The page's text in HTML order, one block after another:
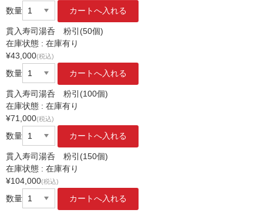
数量
貫入寿司湯呑 粉引(50個)
在庫状態 : 在庫有り
¥43,000(税込)
数量
貫入寿司湯呑 粉引(100個)
在庫状態 : 在庫有り
¥71,000(税込)
数量
貫入寿司湯呑 粉引(150個)
在庫状態 : 在庫有り
¥104,000(税込)
数量